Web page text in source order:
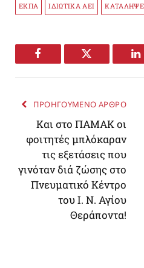
ΕΚΠΑ ΙΔΙΩΤΙΚΑ ΑΕΙ
Facebook Twitter
ΠΡΟΗΓΟΥΜΕΝΟ ΑΡΘΡΟ
Και στο ΠΑΜΑΚ οι
φοιτητές μπλόκαραν
τις εξετάσεις που
γινόταν διά ζώσης στο
Πνευματικό Κέντρο
του Ι. Ν. Αγίου
Θεράποντα!